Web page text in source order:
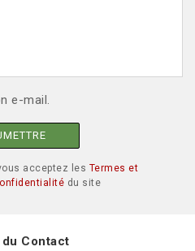
e-mail.
acceptez les Termes et
du site
Contact